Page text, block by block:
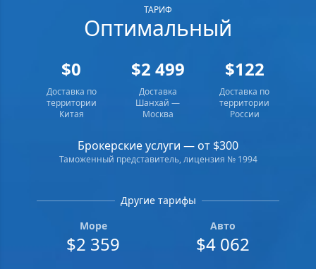
ТАРИФ
Оптимальный
$0
Доставка по
территории
Китая
$2 499
Доставка
Шанхай —
Москва
$122
Доставка по
территории
России
Брокерские услуги — от $300
Таможенный представитель, лицензия № 1994
Другие тарифы
Море
$2 359
Авто
$4 062